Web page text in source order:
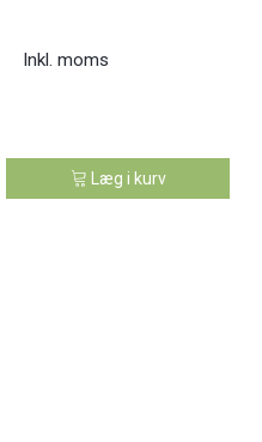
Inkl. moms
Læg i kurv